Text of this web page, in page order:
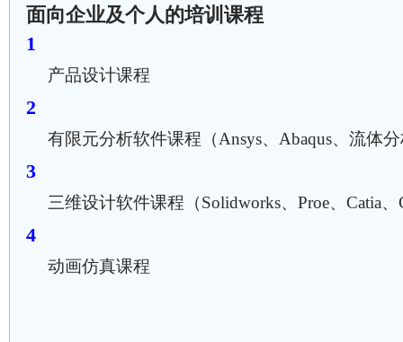
面向企业及个人的培训课程
产品设计课程
有限元分析软件课程（Ansys、Abaqus、流体
三维设计软件课程（Solidworks、Proe、Catia
动画仿真课程